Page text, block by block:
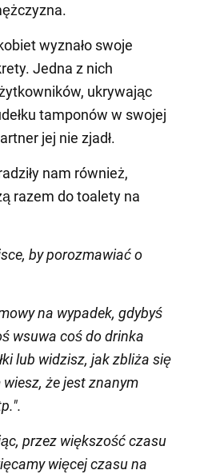
wyznało swoje
Jedna z nich
ukrywając
tamponów w swojej
jej nie zjadł.
nam również,
razem do toalety na
by porozmawiać o
na wypadek, gdybyś
wsuwa coś do drinka
lub widzisz, jak zbliża się
że jest znanym
przez większość czasu
więcej czasu na